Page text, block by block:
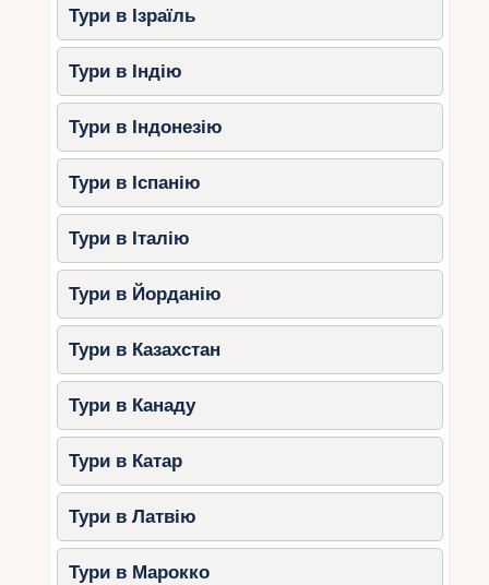
Тури в Ізраїль
Тури в Індію
Тури в Індонезію
Тури в Іспанію
Тури в Італію
Тури в Йорданію
Тури в Казахстан
Тури в Канаду
Тури в Катар
Тури в Латвію
Тури в Марокко